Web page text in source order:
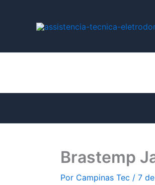
Brastemp
Por Campinas Tec / 7